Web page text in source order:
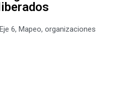
Eje 6, Mapeo, organizaciones